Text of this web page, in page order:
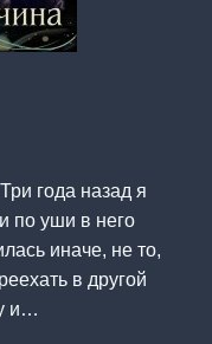
года назад я
по уши в него
иначе, не то,
в другой
и…